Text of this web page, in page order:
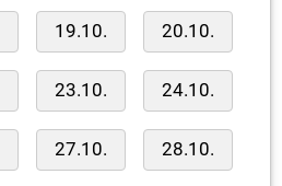
19.10. 20.10.
23.10. 24.10.
27.10. 28.10.